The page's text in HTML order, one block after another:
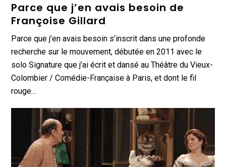
Parce que j’en avais besoin de
Françoise Gillard
Parce que j’en avais besoin s’inscrit dans une profonde
recherche sur le mouvement, débutée en 2011 avec le
solo Signature que j’ai écrit et dansé au Théâtre du Vieux-
Colombier / Comédie-Française à Paris, et dont le fil
rouge…